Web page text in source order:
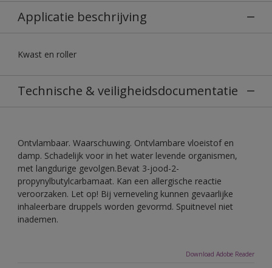
Applicatie beschrijving
Kwast en roller
Technische & veiligheidsdocumentatie
Ontvlambaar. Waarschuwing. Ontvlambare vloeistof en
damp. Schadelijk voor in het water levende organismen,
met langdurige gevolgen.Bevat 3-jood-2-
propynylbutylcarbamaat. Kan een allergische reactie
veroorzaken. Let op! Bij verneveling kunnen gevaarlijke
inhaleerbare druppels worden gevormd. Spuitnevel niet
inademen.
Download Adobe Reader